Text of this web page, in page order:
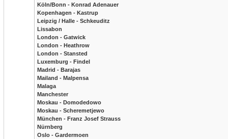
Köln/Bonn - Konrad Adenauer
Kopenhagen - Kastrup
Leipzig / Halle - Schkeuditz
Lissabon
London - Gatwick
London - Heathrow
London - Stansted
Luxemburg - Findel
Madrid - Barajas
Mailand - Malpensa
Malaga
Manchester
Moskau - Domodedowo
Moskau - Scheremetjewo
München - Franz Josef Strauss
Nürnberg
Oslo - Gardermoen